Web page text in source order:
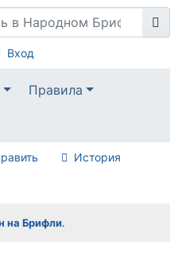
Вход
Правила
История
на Брифли.